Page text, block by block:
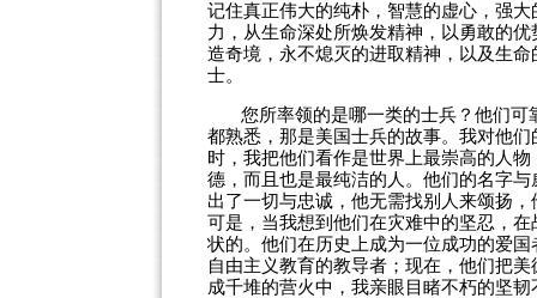
记住真正伟大的纯朴，智慧的虚心，强
力，从生命深处所焕发精神，以勇敢的
造奇境，永不熄灭的进取精神，以及生
士。
您所率领的是哪一类的士兵？他们
都熟悉，那是美国士兵的故事。我对他
时，我把他们看作是世界上最崇高的人
德，而且也是最纯洁的人。他们的名字
出了一切与忠诚，他无需找别人来颂扬
可是，当我想到他们在灾难中的坚忍，
状的。他们在历史上成为一位成功的爱
自由主义教育的教导者；现在，他们把
成千堆的营火中，我亲眼目睹不朽的坚